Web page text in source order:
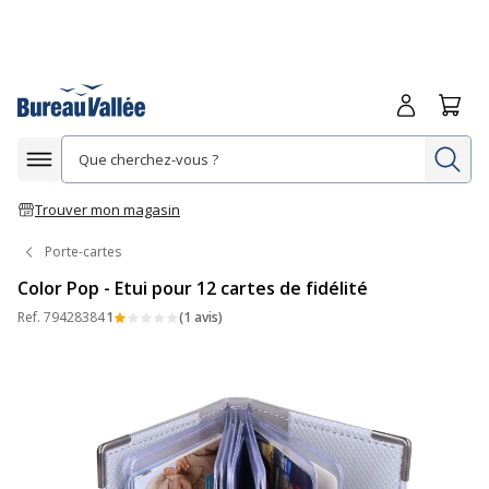
Afficher la navigation
Trouver mon magasin
Me
Porte-cartes
Color Pop - Etui pour 12 cartes de fidélité
Ref. 794283841 (1 avis)